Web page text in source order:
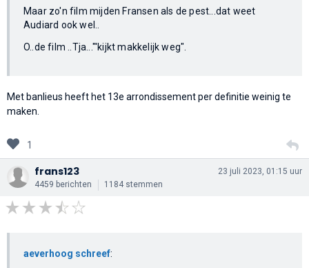
Maar zo'n film mijden Fransen als de pest...dat weet
Audiard ook wel..
O..de film ..Tja..."'kijkt makkelijk weg".
Met banlieus heeft het 13e arrondissement per definitie weinig te
maken.
1
frans123
4459 berichten 1184 stemmen
23 juli 2023, 01:15 uur
aeverhoog schreef: